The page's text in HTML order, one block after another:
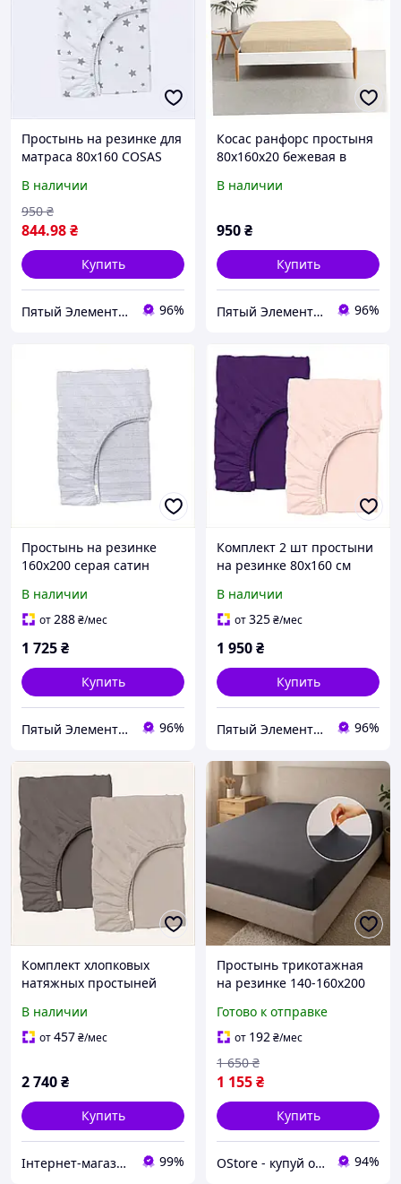
Простынь на резинке для
матраса 80х160 COSAS
В наличии
844.98₴
950 ₴
Купить
Пятый Элемент - всё, что вам нужно 96%
Косас ранфорс простыня
80х160х20 бежевая в
769P2657E
В наличии
950₴
Купить
Пятый Элемент - всё, что вам нужно 96%
Простынь на резинке
160х200 серая сатин
E856758A8
В наличии
от288₴/мес
1 725₴
Купить
Пятый Элемент - всё, что вам нужно 96%
Комплект 2 шт простыни
на резинке 80х160 см
85585E7HA4
В наличии
от325₴/мес
1 950₴
Купить
Пятый Элемент - всё, что вам нужно 96%
Комплект хлопковых
натяжных простыней
855M8AP655
В наличии
от457₴/мес
2 740₴
Купить
Інтернет-магазин SaleX 99%
Простынь трикотажная
на резинке 140-160х200
простыня на матрас
высокая
Готово к отправке
от 192₴/мес
1 155₴
1 650 ₴
Купить
OStore - купуй онлайн! 94%